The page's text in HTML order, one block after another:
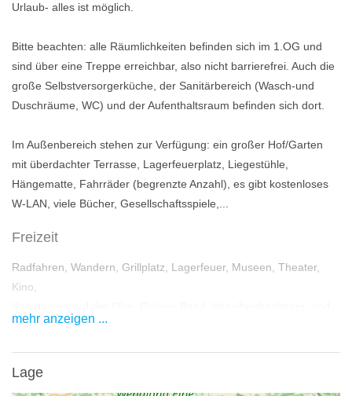
Urlaub- alles ist möglich.
Bitte beachten: alle Räumlichkeiten befinden sich im 1.OG und
sind über eine Treppe erreichbar, also nicht barrierefrei. Auch die
große Selbstversorgerküche, der Sanitärbereich (Wasch-und
Duschräume, WC) und der Aufenthaltsraum befinden sich dort.
Im Außenbereich stehen zur Verfügung: ein großer Hof/Garten
mit überdachter Terrasse, Lagerfeuerplatz, Liegestühle,
Hängematte, Fahrräder (begrenzte Anzahl), es gibt kostenloses
W-LAN, viele Bücher, Gesellschaftsspiele,...
Freizeit
Radfahren, Wandern, Grillplatz, Lagerfeuer, Museen, Theater,
Kino,
natürlich die Kulturelle Landpartie- alljährlich von Himmelfahrt bis
mehr anzeigen ...
Lage